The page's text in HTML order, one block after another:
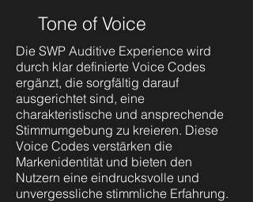
Tone of Voice
Die SWP Auditive Experience wird
durch klar definierte Voice Codes
ergänzt, die sorgfältig darauf
ausgerichtet sind, eine
charakteristische und ansprechende
Stimmumgebung zu kreieren. Diese
Voice Codes verstärken die
Markenidentität und bieten den
Nutzern eine eindrucksvolle und
unvergessliche stimmliche Erfahrung.